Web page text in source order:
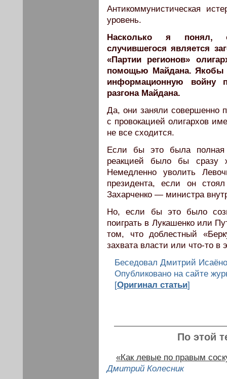
Антикоммунистическая
уровень.
Насколько я понял,
случившегося является
«Партии регионов»
помощью Майдана. Якобы
информационную войну
разгона Майдана.
Да, они заняли совершенно
с провокацией олигархов
не все сходится.
Если бы это была полная
реакцией было бы сразу
Немедленно уволить
президента, если он
Захарченко — министра
Но, если бы это было
поиграть в Лукашенко или
том, что доблестный
захвата власти или что-то в
Беседовал Дмитрий
Опубликовано на сайте
[Оригинал статьи]
По этой
«Как левые по правым
Дмитрий Колесник